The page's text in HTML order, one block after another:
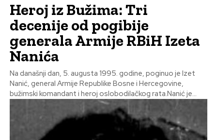
Heroj iz Bužima: Tri
decenije od pogibije
generala Armije RBiH Izeta
Nanića
Na današnji dan, 5. augusta 1995. godine, poginuo je Izet
Nanić, general Armije Republike Bosne i Hercegovine,
bužimski komandant i heroj oslobodilačkog rata.Nanić je...